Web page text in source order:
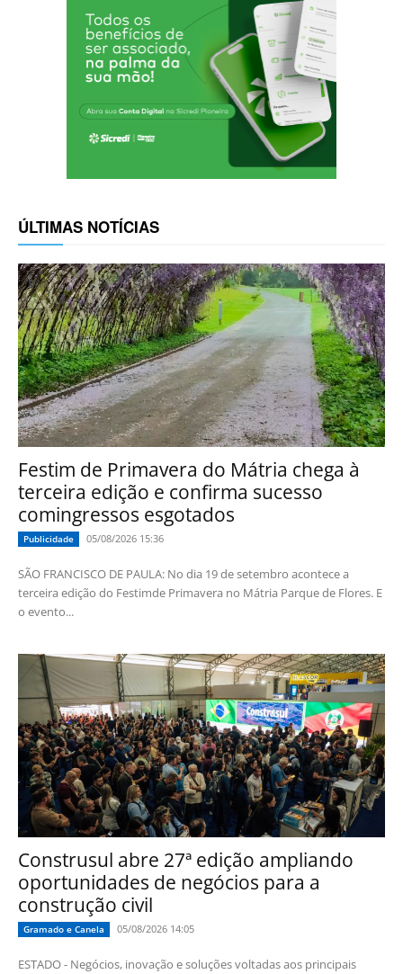
ÚLTIMAS NOTÍCIAS
Festim de Primavera do Mátria chega à
terceira edição e confirma sucesso
comingressos esgotados
Publicidade 05/08/2026 15:36
SÃO FRANCISCO DE PAULA: No dia 19 de setembro acontece a
terceira edição do Festimde Primavera no Mátria Parque de Flores. E
o evento...
Construsul abre 27ª edição ampliando
oportunidades de negócios para a
construção civil
Gramado e Canela 05/08/2026 14:05
ESTADO - Negócios, inovação e soluções voltadas aos principais